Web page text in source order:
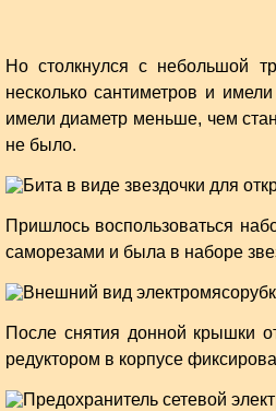
Но столкнулся с небольшой
несколько сантиметров и
имели диаметр меньше, чем
не было.
Пришлось воспользоваться
саморезами и была в наборе
После снятия донной крышки
редуктором в корпусе